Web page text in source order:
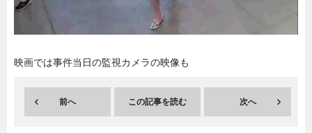
連載一覧
映画では事件当日の監視カメラの映像も
前へ この記事を読む 次へ